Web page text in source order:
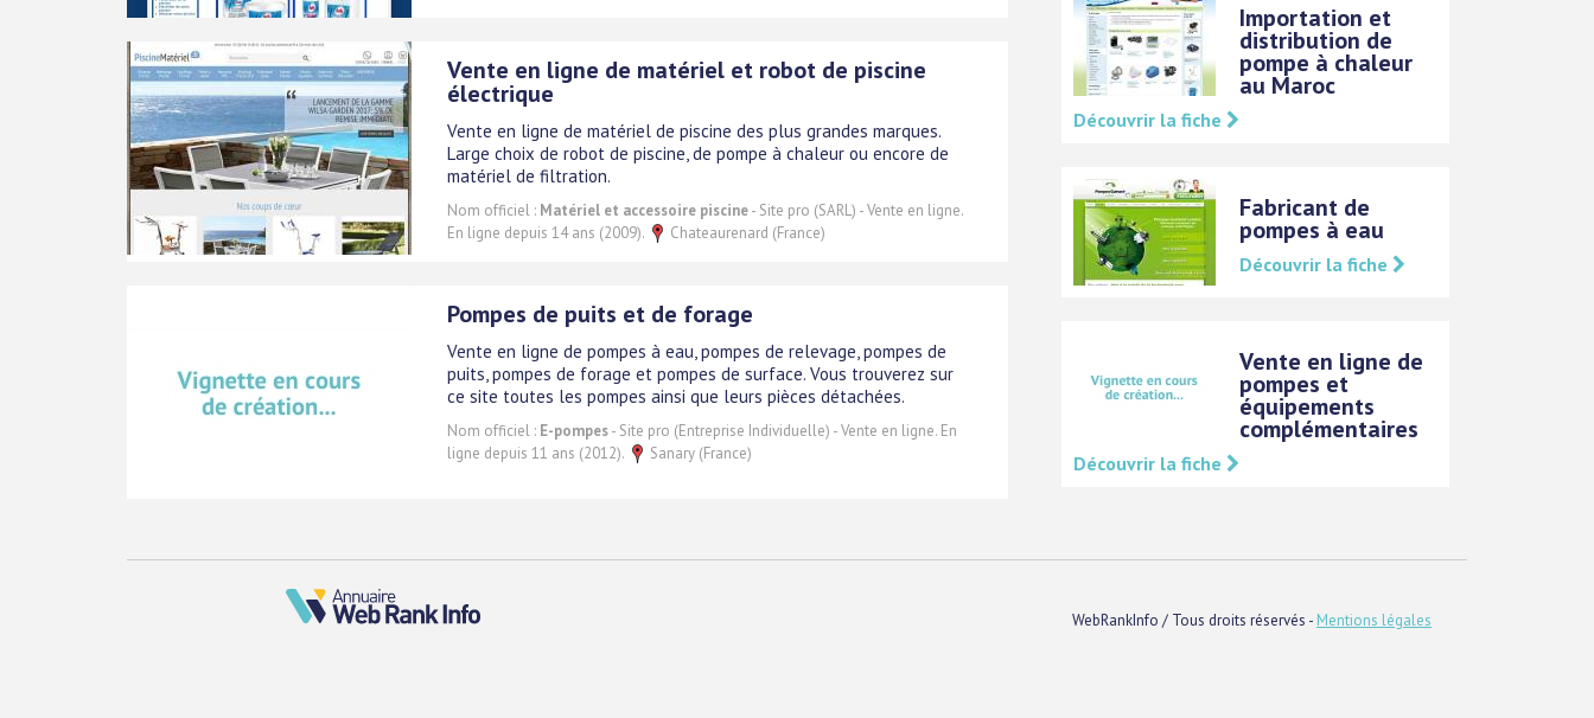
Vente en ligne de matériel et robot de piscine
électrique
Vente en ligne de matériel de piscine des plus grandes marques.
Large choix de robot de piscine, de pompe à chaleur ou encore de
matériel de filtration.
Nom officiel : Matériel et accessoire piscine- Site pro (SARL) - Vente en ligne.
En ligne depuis 14 ans (2009).
Chateaurenard (France)
Pompes de puits et de forage
Vente en ligne de pompes à eau, pompes de relevage, pompes de
puits, pompes de forage et pompes de surface. Vous trouverez sur
ce site toutes les pompes ainsi que leurs pièces détachées.
Nom officiel : E-pompes- Site pro (Entreprise Individuelle) - Vente en ligne. En
ligne depuis 11 ans (2012).
Sanary (France)
Importation et
distribution de
pompe à chaleur
au Maroc
Découvrir la fiche
Fabricant de
pompes à eau
Découvrir la fiche
Vente en ligne de
pompes et
équipements
complémentaires
Découvrir la fiche
WebRankInfo / Tous droits réservés - Mentions légales